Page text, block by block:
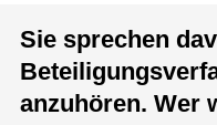
Sie sprechen
anzuhören. Wer